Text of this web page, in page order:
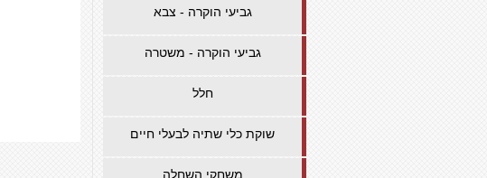
גביעי הוקרה - צבא
גביעי הוקרה - משטרה
חלל
שוקת כלי שתיה לבעלי חיים
משחקי השחלה